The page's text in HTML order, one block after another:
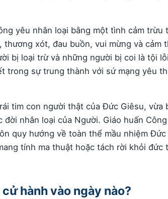
yêu nhân loại bằng một tình cảm trừu
thương xót, đau buồn, vui mừng và cảm
bị loại trừ và những người bị coi là tội
trong sự trung thành với sứ mạng yêu
tim con người thật của Đức Giêsu, vừa
nhân loại của Người. Giáo huấn
quy hướng về toàn thể mầu nhiệm
tính ma thuật hoặc tách rời khỏi đức
hành vào ngày nào?